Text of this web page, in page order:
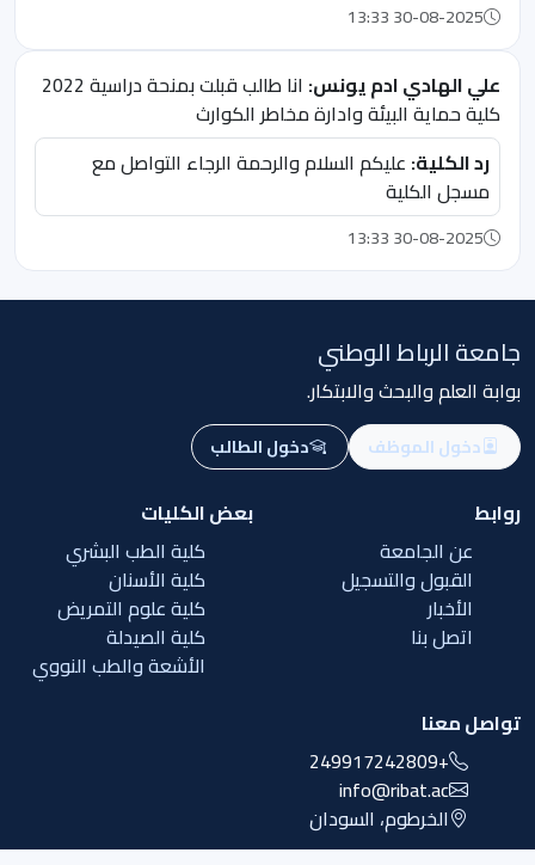
30-08-2025 13:33
علي الهادي ادم يونس:
انا طالب قبلت بمنحة دراسية 2022
كلية حماية البيئة وادارة مخاطر الكوارث
رد الكلية: عليكم السلام والرحمة الرجاء التواصل مع
مسجل الكلية
30-08-2025 13:33
جامعة الرباط الوطني
بوابة العلم والبحث والابتكار.
دخول الموظف دخول الطالب
روابط
عن الجامعة
القبول والتسجيل
الأخبار
اتصل بنا
بعض الكليات
كلية الطب البشري
كلية الأسنان
كلية علوم التمريض
كلية الصيدلة
الأشعة والطب النووي
تواصل معنا
+249917242809
info@ribat.ac
الخرطوم، السودان